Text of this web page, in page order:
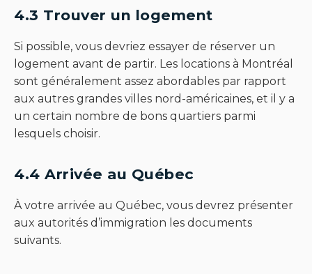
4.3 Trouver un logement
Si possible, vous devriez essayer de réserver un
logement avant de partir. Les locations à Montréal
sont généralement assez abordables par rapport
aux autres grandes villes nord-américaines, et il y a
un certain nombre de bons quartiers parmi
lesquels choisir.
4.4 Arrivée au Québec
À votre arrivée au Québec, vous devrez présenter
aux autorités d’immigration les documents
suivants.